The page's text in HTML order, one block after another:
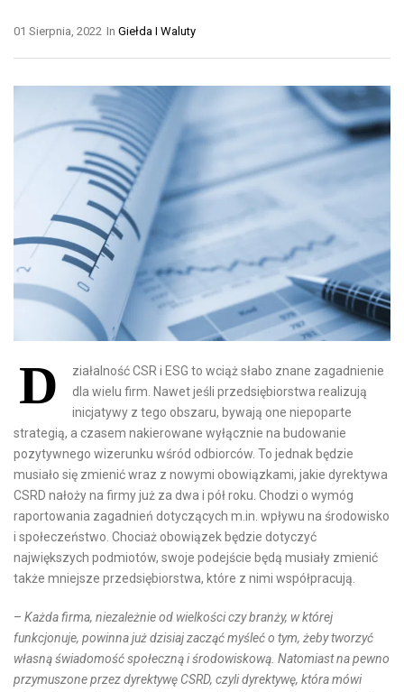
In Giełda I Waluty
01 Sierpnia, 2022
D
ziałalność CSR i ESG to wciąż słabo znane zagadnienie
dla wielu firm. Nawet jeśli przedsiębiorstwa realizują
inicjatywy z tego obszaru, bywają one niepoparte
strategią, a czasem nakierowane wyłącznie na budowanie
pozytywnego wizerunku wśród odbiorców. To jednak będzie
musiało się zmienić wraz z nowymi obowiązkami, jakie dyrektywa
CSRD nałoży na firmy już za dwa i pół roku. Chodzi o wymóg
raportowania zagadnień dotyczących m.in. wpływu na środowisko
i społeczeństwo. Chociaż obowiązek będzie dotyczyć
największych podmiotów, swoje podejście będą musiały zmienić
także mniejsze przedsiębiorstwa, które z nimi współpracują.
– Każda firma, niezależnie od wielkości czy branży, w której
funkcjonuje, powinna już dzisiaj zacząć myśleć o tym, żeby tworzyć
własną świadomość społeczną i środowiskową. Natomiast na pewno
przymuszone przez dyrektywę CSRD, czyli dyrektywę, która mówi